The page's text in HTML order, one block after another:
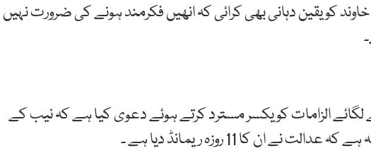
کو یقین دہانی بھی کرائی کہ انھیں فکرمند ہونے کی ضرورت نہیں
الزامات کو یکسر مسترد کرتے ہوئے دعوی کیا ہے کہ نیب کے
ان کا 11 روزہ ریمانڈ دیا ہے ۔